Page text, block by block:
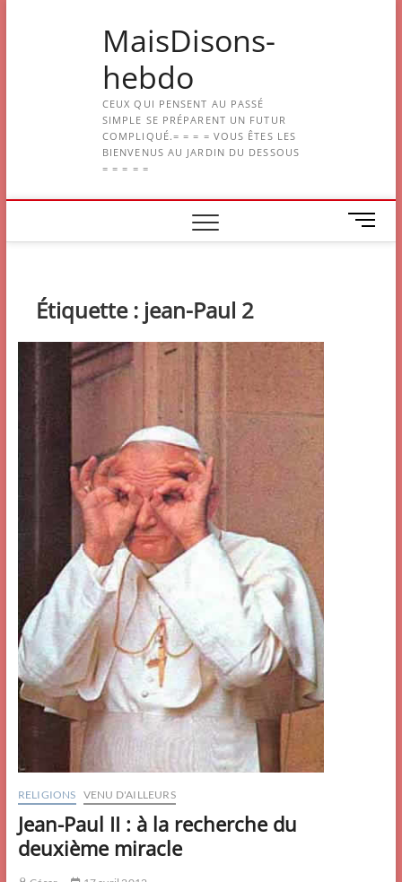
MaisDisons-
hebdo
CEUX QUI PENSENT AU PASSÉ
SIMPLE SE PRÉPARENT UN FUTUR
COMPLIQUÉ.= = = = VOUS ÊTES LES
BIENVENUS AU JARDIN DU DESSOUS
= = = = =
M
e
Étiquette : jean-Paul 2
RELIGIONS VENU D'AILLEURS
Jean-Paul II : à la recherche du
deuxième miracle